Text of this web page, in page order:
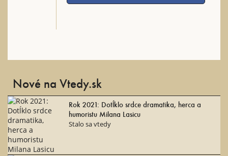
Nové na Vtedy.sk
Rok 2021: Dotĺklo srdce dramatika, herca a
humoristu Milana Lasicu
Stalo sa vtedy